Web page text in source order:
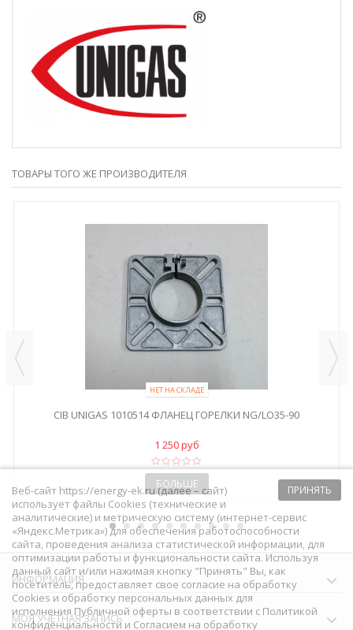
ТОВАРЫ ТОГО ЖЕ ПРОИЗВОДИТЕЛЯ
НЕТ НА СКЛАДЕ
CIB UNIGAS 1010514 ФЛАНЕЦ ГОРЕЛКИ NG/LO35-90
1 250 руб
БОЛЬШЕ
ИНФОРМАЦИЯ
МОЯ УЧЕТНАЯ ЗАПИСЬ
ПРИНЯТЬ
Веб-сайт https://energy-ek.ru (далее – сайт)
использует файлы Cookies (технические и
аналитические) и метрическую систему (интернет-сервис
«Яндекс.Метрика») для обеспечения работоспособности
сайта, проведения анализа статистической информации, для
оптимизации работы и функциональности сайта. Используя
данный сайт и/или нажимая кнопку "Принять" Вы, как
посетитель, предоставляет свое согласие на обработку
Сookies и обработку персональных данных для
исполнения Публичной оферты в соответствии с Политикой
конфиденциальности и Согласием на обработку